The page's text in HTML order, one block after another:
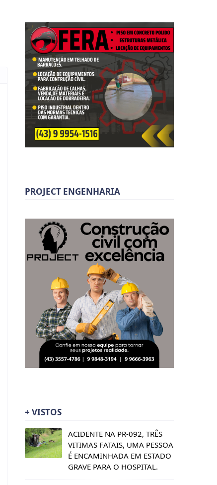
PROJECT ENGENHARIA
+ VISTOS
ACIDENTE NA PR-092, TRÊS
VITIMAS FATAIS, UMA PESSOA
É ENCAMINHADA EM ESTADO
GRAVE PARA O HOSPITAL.